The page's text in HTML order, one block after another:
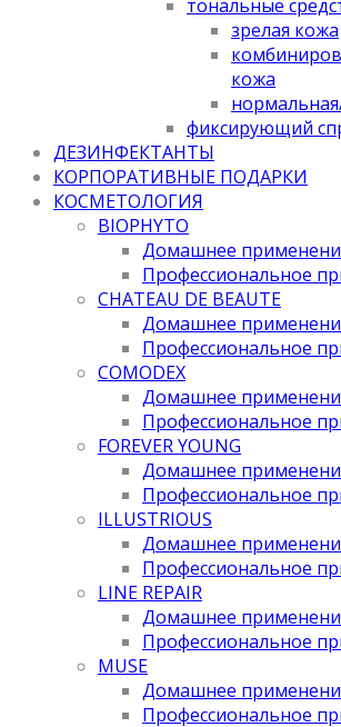
тональные
зрелая кожа
кожа
фиксирующий
ДЕЗИНФЕКТАНТЫ
КОРПОРАТИВНЫЕ ПОДАРКИ
КОСМЕТОЛОГИЯ
BIOPHYTO
Домашнее
Профессиональное
CHATEAU DE BEAUTE
Домашнее
Профессиональное
COMODEX
Домашнее
Профессиональное
FOREVER YOUNG
Домашнее
Профессиональное
ILLUSTRIOUS
Домашнее
Профессиональное
LINE REPAIR
Домашнее
Профессиональное
MUSE
Домашнее
Профессиональное